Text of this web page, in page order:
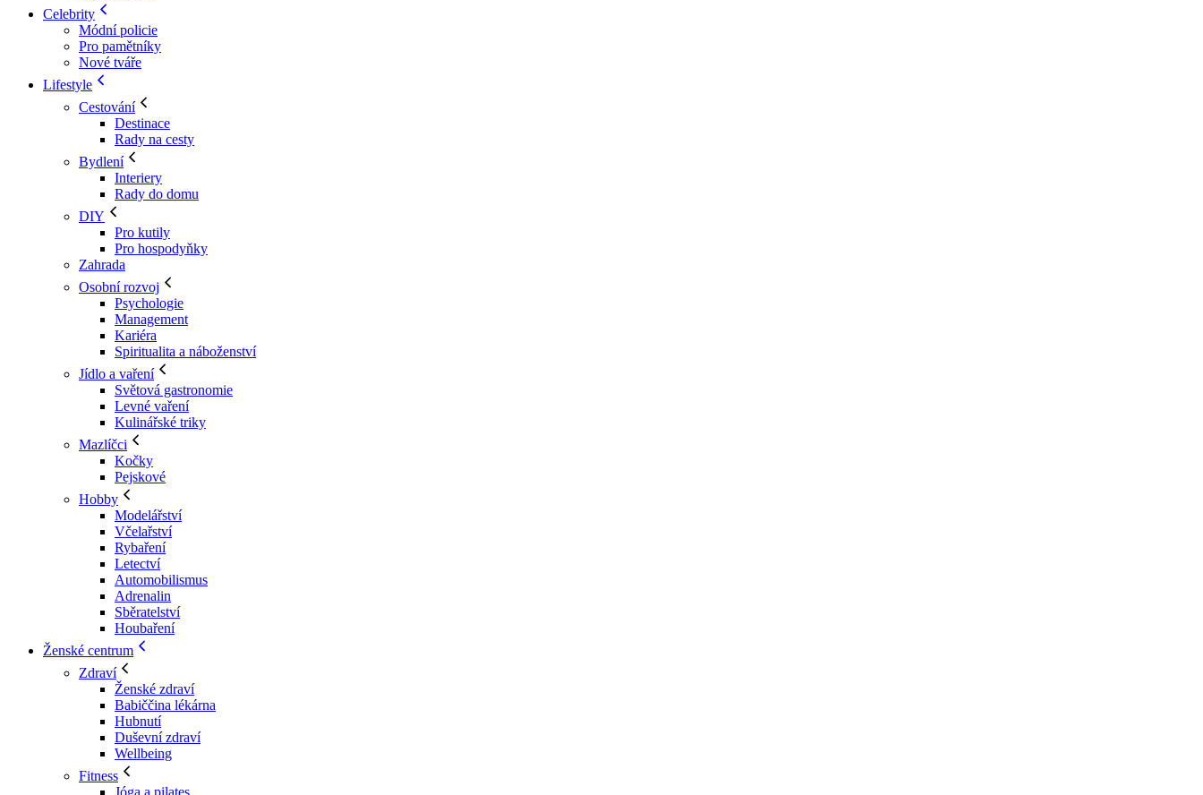
Celebrity
Módní policie
Pro pamětníky
Nové tváře
Lifestyle
Cestování
Destinace
Rady na cesty
Bydlení
Interiery
Rady do domu
DIY
Pro kutily
Pro hospodyňky
Zahrada
Osobní rozvoj
Psychologie
Management
Kariéra
Spiritualita a náboženství
Jídlo a vaření
Světová gastronomie
Levné vaření
Kulinářské triky
Mazlíčci
Kočky
Pejskové
Hobby
Modelářství
Včelařství
Rybaření
Letectví
Automobilismus
Adrenalin
Sběratelství
Houbaření
Ženské centrum
Zdraví
Ženské zdraví
Babiččina lékárna
Hubnutí
Duševní zdraví
Wellbeing
Fitness
Jóga a pilates